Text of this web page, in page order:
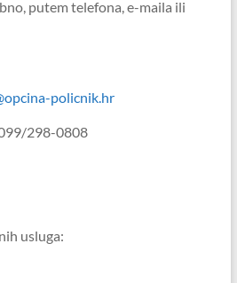
putem telefona, e-maila ili
policnik.hr
298-0808
usluga: